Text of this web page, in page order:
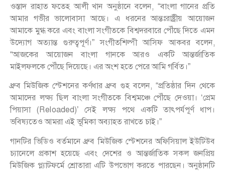
ওস্তাদ রাহাত ফতেহ আলী খান অনুষ্ঠানে বলেন, “বাংলা গানের প্রতি
আমার গভীর ভালোবাসা আছে। এ ধরনের আন্তঃরাষ্ট্রীয় আয়োজন
আমাকে মুগ্ধ করে এবং বাংলা সংগীতকে বিশ্বদরবারে পৌঁছে দিতে এমন
উদ্যোগ অত্যান্ত গুরুত্বপূর্ণ।” সংগীতশিল্পী আসিফ আকবর বলেন,
“আজকের আয়োজন বাংলা গানকে আরও একটি আন্তর্জাতিক
মাইলফলকে পৌঁছে দিয়েছে। এর অংশ হতে পেরে আমি গর্বিত।”
ধ্রুব মিউজিক স্টেশনের কর্ণধার ধ্রুব গুহ বলেন, “প্রতিষ্ঠার দিন থেকে
আমাদের লক্ষ্য ছিল বাংলা সংগীতকে বিশ্বমঞ্চে পৌঁছে দেওয়া। ‘প্রেম
পিয়াসা (Reloaded)’ সেই লক্ষ্য পথে একটি তাৎপর্যপূর্ণ ধাপ।
ভবিষ্যতেও আমরা এই ভূমিকা অব্যাহত রাখতে চাই।”
গানটির ভিডিও বর্তমানে ধ্রুব মিউজিক স্টেশনের অফিসিয়াল ইউটিউব
চ্যানেলে প্রকাশ হয়েছে এবং দেশের ও আন্তর্জাতিক সকল জনপ্রিয়
মিউজিক প্ল্যাটফর্মে শ্রোতারা এটি উপভোগ করতে পারছেন। অনুষ্ঠানটি